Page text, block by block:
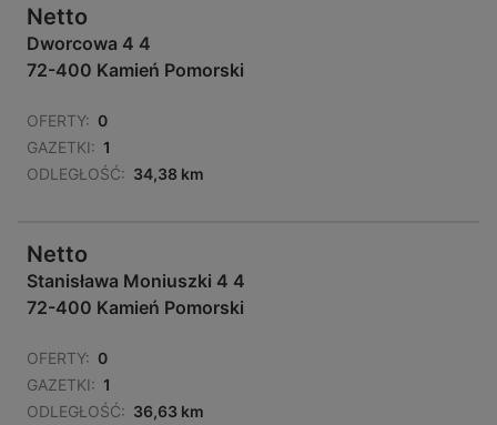
Netto
Dworcowa 4 4
72-400 Kamień Pomorski
OFERTY: 0
GAZETKI: 1
ODLEGŁOŚĆ: 34,38 km
Netto
Stanisława Moniuszki 4 4
72-400 Kamień Pomorski
OFERTY: 0
GAZETKI: 1
ODLEGŁOŚĆ: 36,63 km